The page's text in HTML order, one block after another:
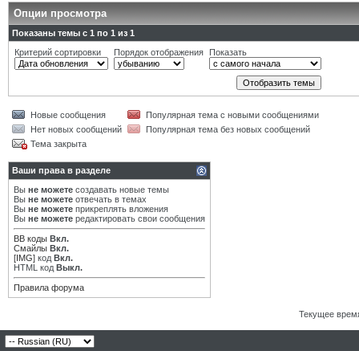
Опции просмотра
Показаны темы с 1 по 1 из 1
Критерий сортировки
Порядок отображения Показать
Новые сообщения
Популярная тема с новыми сообщениями
Нет новых сообщений
Популярная тема без новых сообщений
Тема закрыта
Ваши права в разделе
Вы не можете создавать новые темы
Вы не можете отвечать в темах
Вы не можете прикреплять вложения
Вы не можете редактировать свои сообщения
BB коды Вкл.
Смайлы Вкл.
[IMG] код Вкл.
HTML код Выкл.
Правила форума
Текущее